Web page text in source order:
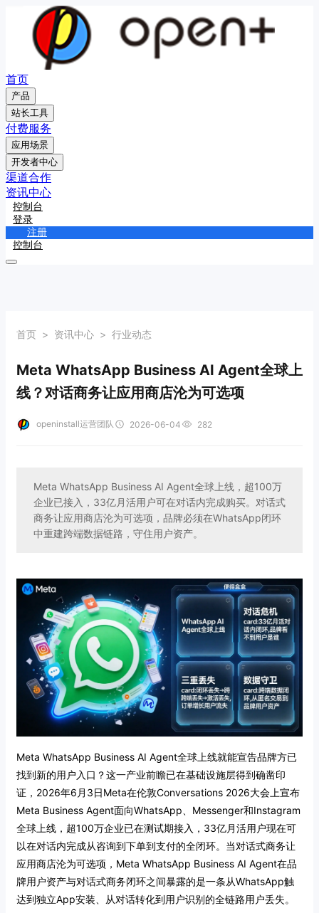
首页
产品
站长工具
付费服务
应用场景
开发者中心
渠道合作
资讯中心
控制台
登录
注册
控制台
首页 > 资讯中心 > 行业动态
Meta WhatsApp Business AI Agent全球上
线？对话商务让应用商店沦为可选项
openinstall运营团队 2026-06-04 282
Meta WhatsApp Business AI Agent全球上线，超100万
企业已接入，33亿月活用户可在对话内完成购买。对话式
商务让应用商店沦为可选项，品牌必须在WhatsApp闭环
中重建跨端数据链路，守住用户资产。
Meta WhatsApp Business AI Agent全球上线就能宣告品牌方已
找到新的用户入口？这一产业前瞻已在基础设施层得到确凿印
证，2026年6月3日Meta在伦敦Conversations 2026大会上宣布
Meta Business Agent面向WhatsApp、Messenger和Instagram
全球上线，超100万企业已在测试期接入，33亿月活用户现在可
以在对话内完成从咨询到下单到支付的全闭环。当对话式商务让
应用商店沦为可选项，Meta WhatsApp Business AI Agent在品
牌用户资产与对话式商务闭环之间暴露的是一条从WhatsApp触
达到独立App安装、从对话转化到用户识别的全链路用户丢失。